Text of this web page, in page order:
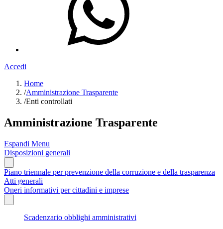
Accedi
Home
/Amministrazione Trasparente
/Enti controllati
Amministrazione Trasparente
Espandi Menu
Disposizioni generali
Piano triennale per prevenzione della corruzione e della trasparenza
Atti generali
Oneri informativi per cittadini e imprese
Scadenzario obblighi amministrativi